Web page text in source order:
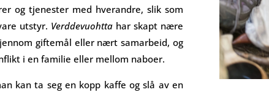
og tjenester med hverandre, slik som
utstyr. Verddevuohttahar skapt nære
giftemål eller nært samarbeid, og
i en familie eller mellom naboer.
kan ta seg en kopp kaffe og slå av en